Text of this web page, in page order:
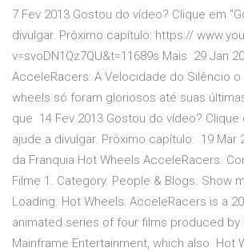
7 Fev 2013 Gostou do vídeo? Clique em
divulgar. Próximo capítulo: https://
v=svoDN1Qz7QU&t=11689s Mais 29 Jan
AcceleRacers: A Velocidade do Silêncio
wheels só foram gloriosos até suas
que 14 Fev 2013 Gostou do vídeo? Clique
ajude a divulgar. Próximo capítulo: 19 Mar
da Franquia Hot Wheels AcceleRacers.
Filme 1. Category. People & Blogs. Show
Loading. Hot Wheels: AcceleRacers is a
animated series of four films produced by
Mainframe Entertainment, which also Hot